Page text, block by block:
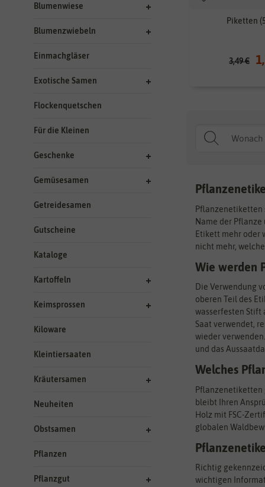
Blumenwiese
Blumenzwiebeln
Einmachgläser
Exotische Samen
Flockenquetschen
Für die Kleinen
Geschenke
Gemüsesamen
Getreidesamen
Gutscheine
Kataloge
Kartoffeln
Keimsprossen
Kiloware
Kleintiersaaten
Kräutersamen
Neuheiten
Obstsamen
Pflanzen
Pflanzgut
Piketten
3,49 €
Pflanzenetiketten
Name der
Etikett mehr oder
nicht mehr,
Wie werden
Die Verwendung
oberen Teil des
wasserfesten Stift
Saat verwendet,
wieder
und das
Welches
Pflanzenetiketten
bleibt Ihren
Holz mit FSC-
globalen
Richtig
wichtigen